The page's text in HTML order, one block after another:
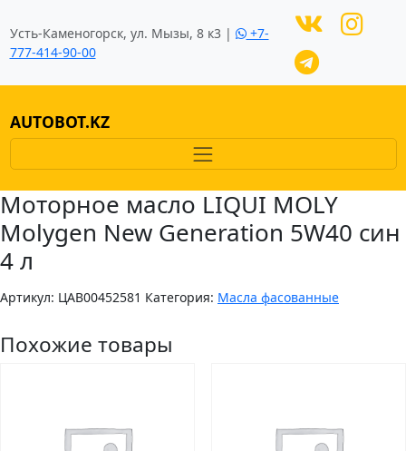
Усть-Каменогорск, ул. Мызы, 8 к3 |
+7-
777-414-90-00
AUTOBOT.KZ
Моторное масло LIQUI MOLY
Molygen New Generation 5W40 син
4 л
Артикул: ЦAB00452581 Категория: Масла фасованные
Похожие товары